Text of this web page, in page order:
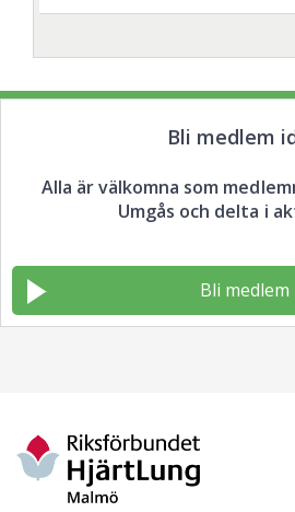
Bli medlem
Alla är välkomna som
Umgås och delta i
Bli medlem